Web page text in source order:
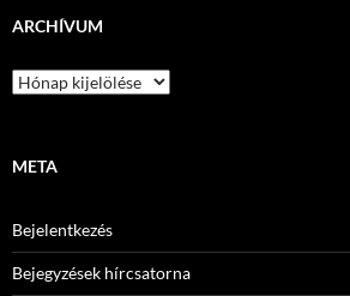
ARCHÍVUM
Archívum
META
Bejelentkezés
Bejegyzések hírcsatorna